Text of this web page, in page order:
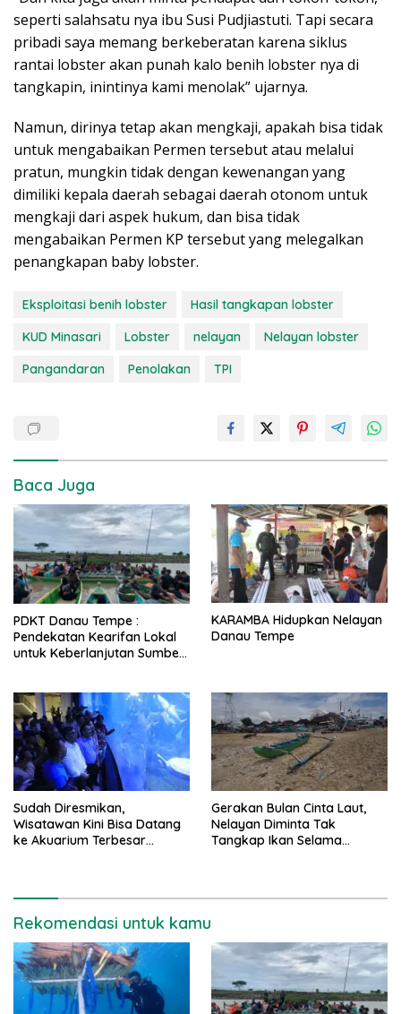
seperti salahsatu nya ibu Susi Pudjiastuti. Tapi secara
pribadi saya memang berkeberatan karena siklus
rantai lobster akan punah kalo benih lobster nya di
tangkapin, inintinya kami menolak” ujarnya.
Namun, dirinya tetap akan mengkaji, apakah bisa tidak
untuk mengabaikan Permen tersebut atau melalui
pratun, mungkin tidak dengan kewenangan yang
dimiliki kepala daerah sebagai daerah otonom untuk
mengkaji dari aspek hukum, dan bisa tidak
mengabaikan Permen KP tersebut yang melegalkan
penangkapan baby lobster.
Eksploitasi benih lobster
Hasil tangkapan lobster
KUD Minasari
Lobster nelayan
Nelayan lobster
Pangandaran
Penolakan TPI
Baca Juga
PDKT Danau Tempe :
Pendekatan Kearifan Lokal
untuk Keberlanjutan Sumber
KARAMBA Hidupkan Nelayan
Danau Tempe
Sudah Diresmikan,
Wisatawan Kini Bisa Datang
ke Akuarium Terbesar
Gerakan Bulan Cinta Laut,
Nelayan Diminta Tak
Tangkap Ikan Selama
Rekomendasi untuk kamu